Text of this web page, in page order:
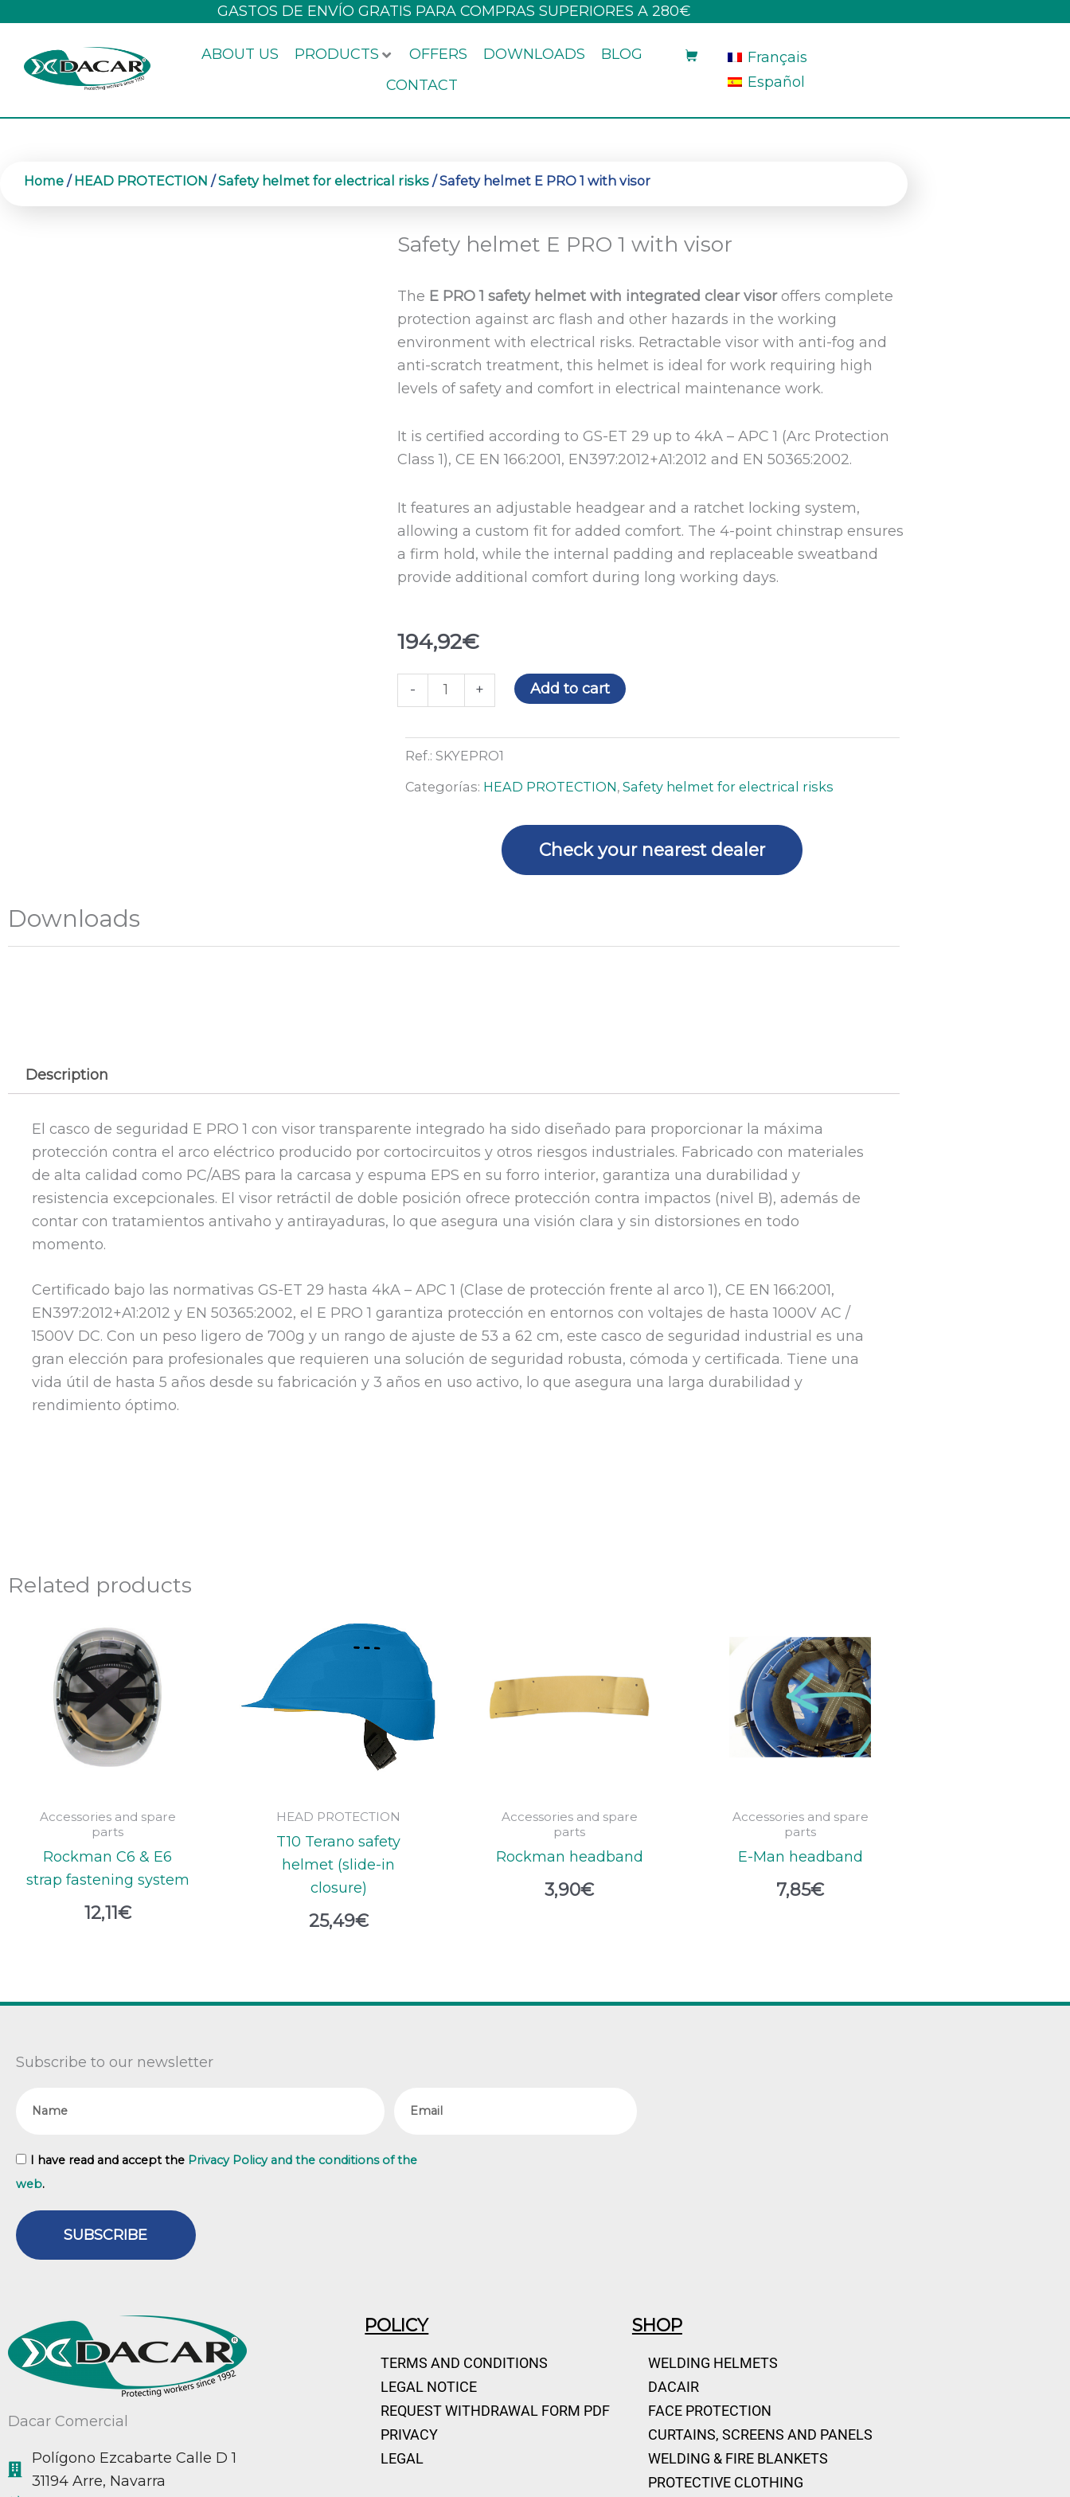
content
GASTOS DE ENVÍO GRATIS PARA COMPRAS SUPERIORES A 280€
ABOUT US PRODUCTS OFFERS DOWNLOADS
BLOG
CONTACT
Français
Español
Home /HEAD PROTECTION /Safety helmet for electrical risks / Safety helmet E PRO 1 with visor
Safety helmet E PRO 1 with visor
The E PRO 1 safety helmet with integrated clear visoroffers complete
protection against arc flash and other hazards in the working
environment with electrical risks. Retractable visor with anti-fog and
anti-scratch treatment, this helmet is ideal for work requiring high
levels of safety and comfort in electrical maintenance work.
It is certified according to GS-ET 29 up to 4kA – APC 1 (Arc Protection
Class 1), CE EN 166:2001, EN397:2012+A1:2012 and EN 50365:2002.
It features an adjustable headgear and a ratchet locking system,
allowing a custom fit for added comfort. The 4-point chinstrap ensures
a firm hold, while the internal padding and replaceable sweatband
provide additional comfort during long working days.
194,92€
-
helmet
PRO
+ Add to cart
Ref.: SKYEPRO1
Categorías: HEAD PROTECTION, Safety helmet for electrical risks
Check your nearest dealer
Downloads
Description
El casco de seguridad E PRO 1 con visor transparente integrado ha sido diseñado para proporcionar la máxima
protección contra el arco eléctrico producido por cortocircuitos y otros riesgos industriales. Fabricado con materiales
de alta calidad como PC/ABS para la carcasa y espuma EPS en su forro interior, garantiza una durabilidad y
resistencia excepcionales. El visor retráctil de doble posición ofrece protección contra impactos (nivel B), además de
contar con tratamientos antivaho y antirayaduras, lo que asegura una visión clara y sin distorsiones en todo
momento.
Certificado bajo las normativas GS-ET 29 hasta 4kA – APC 1 (Clase de protección frente al arco 1), CE EN 166:2001,
EN397:2012+A1:2012 y EN 50365:2002, el E PRO 1 garantiza protección en entornos con voltajes de hasta 1000V AC /
1500V DC. Con un peso ligero de 700g y un rango de ajuste de 53 a 62 cm, este casco de seguridad industrial es una
gran elección para profesionales que requieren una solución de seguridad robusta, cómoda y certificada. Tiene una
vida útil de hasta 5 años desde su fabricación y 3 años en uso activo, lo que asegura una larga durabilidad y
rendimiento óptimo.
Related products
Accessories and spare
parts
Rockman C6 & E6
strap fastening system
12,11€
HEAD PROTECTION
T10 Terano safety
helmet (slide-in
closure)
25,49€
Accessories and spare
parts
Rockman headband
3,90€
Accessories and spare
parts
E-Man headband
7,85€
Subscribe to our newsletter
GDPR
I have read and accept the Privacy Policy and the conditions of the
web.
SUBSCRIBE
Dacar Comercial
Polígono Ezcabarte Calle D 1
31194 Arre, Navarra
POLICY
TERMS AND CONDITIONS
LEGAL NOTICE
REQUEST WITHDRAWAL FORM PDF
PRIVACY
LEGAL
SHOP
WELDING HELMETS
DACAIR
FACE PROTECTION
CURTAINS, SCREENS AND PANELS
WELDING & FIRE BLANKETS
PROTECTIVE CLOTHING